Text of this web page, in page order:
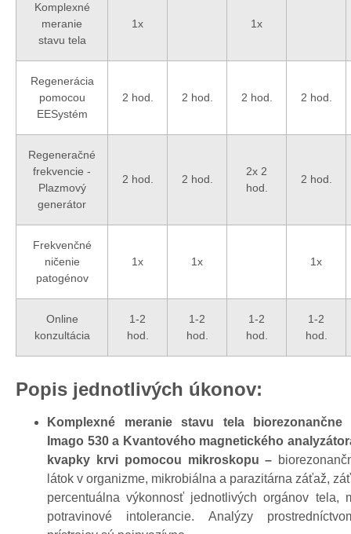
Komplexné
meranie
stavu tela
1x 1x
Regenerácia
pomocou
EESystém
2 hod. 2 hod. 2 hod. 2 hod.
Regeneračné
frekvencie -
Plazmový
generátor
2 hod. 2 hod.
2x 2
hod.
2 hod.
Frekvenčné
ničenie
patogénov
1x 1x 1x
Online
konzultácia
1-2
hod.
1-2
hod.
1-2
hod.
1-2
hod.
Popis jednotlivých úkonov:
Komplexné meranie stavu tela biorezonančne
Imago 530 a Kvantového magnetického
kvapky krvi pomocou mikroskopu –
látok v organizme, mikrobiálna a parazitárna záťaž,
percentuálna výkonnosť jednotlivých orgánov tela,
potravinové intolerancie. Analýzy